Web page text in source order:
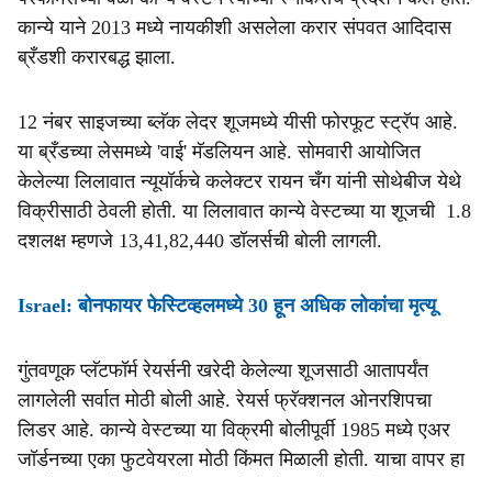
कान्ये याने 2013 मध्ये नायकीशी असलेला करार संपवत आदिदास
ब्रँडशी करारबद्ध झाला.
12 नंबर साइजच्या ब्लॅक लेदर शूजमध्ये यीसी फोरफूट स्ट्रॅप आहे.
या ब्रँडच्या लेसमध्ये 'वाई' मॅडलियन आहे. सोमवारी आयोजित
केलेल्या लिलावात न्यूयॉर्कचे कलेक्टर रायन चँग यांनी सोथेबीज येथे
विक्रीसाठी ठेवली होती. या लिलावात कान्ये वेस्टच्या या शूजची 1.8
दशलक्ष म्हणजे 13,41,82,440 डॉलर्सची बोली लागली.
Israel: बोनफायर फेस्टिव्हलमध्ये 30 हून अधिक लोकांचा मृत्यू
गुंतवणूक प्लॅटफॉर्म रेयर्सनी खरेदी केलेल्या शूजसाठी आतापर्यंत
लागलेली सर्वात मोठी बोली आहे. रेयर्स फ्रॅक्शनल ओनरशिपचा
लिडर आहे. कान्ये वेस्टच्या या विक्रमी बोलीपूर्वी 1985 मध्ये एअर
जॉर्डनच्या एका फुटवेयरला मोठी किंमत मिळाली होती. याचा वापर हा